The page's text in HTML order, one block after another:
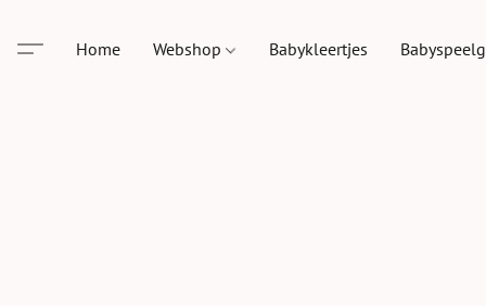
Home Webshop Babykleertjes